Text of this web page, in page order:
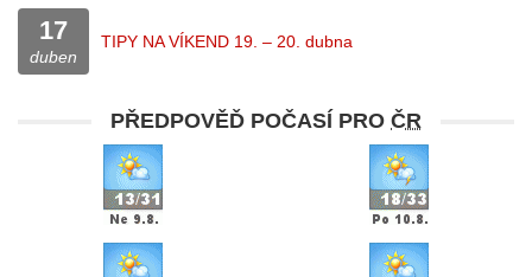
17
duben
TIPY NA VÍKEND 19. – 20. dubna
PŘEDPOVĚĎ POČASÍ PRO ČR